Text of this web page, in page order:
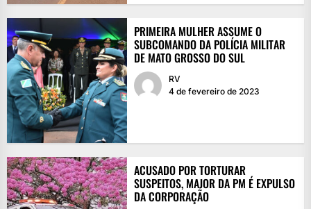
PRIMEIRA MULHER ASSUME O
SUBCOMANDO DA POLÍCIA MILITAR
DE MATO GROSSO DO SUL
RV
4 de fevereiro de 2023
ACUSADO POR TORTURAR
SUSPEITOS, MAJOR DA PM É EXPULSO
DA CORPORAÇÃO